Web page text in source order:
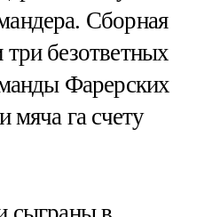
Сборная
безответных
Фарерских
мяча га счету